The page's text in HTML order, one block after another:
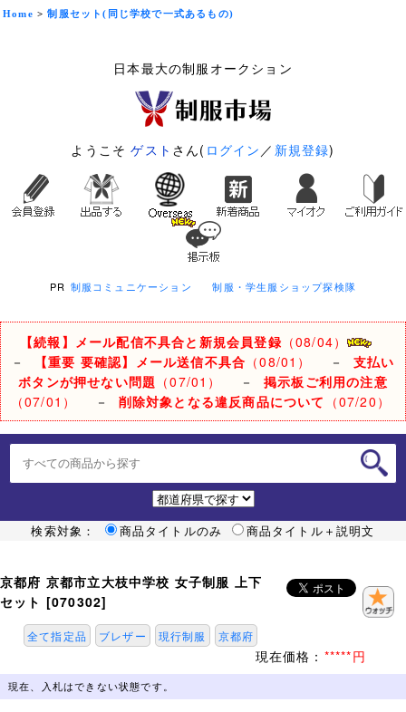
Home >制服セット(同じ学校で一式あるもの)
日本最大の制服オークション
ようこそゲスト さん( ログイン ／ 新規登録)
PR 制服コミュニケーション 制服・学生服ショップ探検隊
【続報】メール配信不具合と新規会員登録 （08/04）
－
【重要 要確認】メール送信不具合 （08/01） － 支払い
ボタンが押せない問題 （07/01） － 掲示板ご利用の注意
（07/01）
－ 削除対象となる違反商品について （07/20）
検索対象： 商品タイトルのみ 商品タイトル＋説明文
京都府 京都市立大枝中学校 女子制服 上下
セット [070302]
全て指定品 ブレザー 現行制服 京都府
現在価格： *****円
現在、入札はできない状態です。